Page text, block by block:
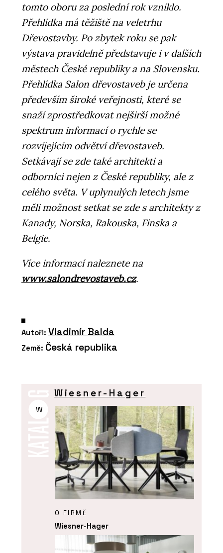
tomto oboru za poslední rok vzniklo.
Přehlídka má těžiště na veletrhu
Dřevostavby. Po zbytek roku se pak
výstava pravidelně představuje i v dalších
městech České republiky a na Slovensku.
Přehlídka Salon dřevostaveb je určena
především široké veřejnosti, které se
snaží zprostředkovat nejširší možné
spektrum informací o rychle se
rozvíjejícím odvětví dřevostaveb.
Setkávají se zde také architekti a
odborníci nejen z České republiky, ale z
celého světa. V uplynulých letech jsme
měli možnost setkat se zde s architekty z
Kanady, Norska, Rakouska, Finska a
Belgie.
Více informací naleznete na
www.salondrevostaveb.cz.
Autoři: Vladimír Balda
Země: Česká republika
W
Wiesner-Hager
O FIRMĚ
Wiesner-Hager